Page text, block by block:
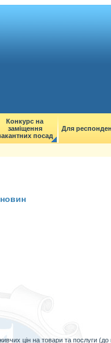
Конкурс на
заміщення
посад
Для
цін на товари та послуги